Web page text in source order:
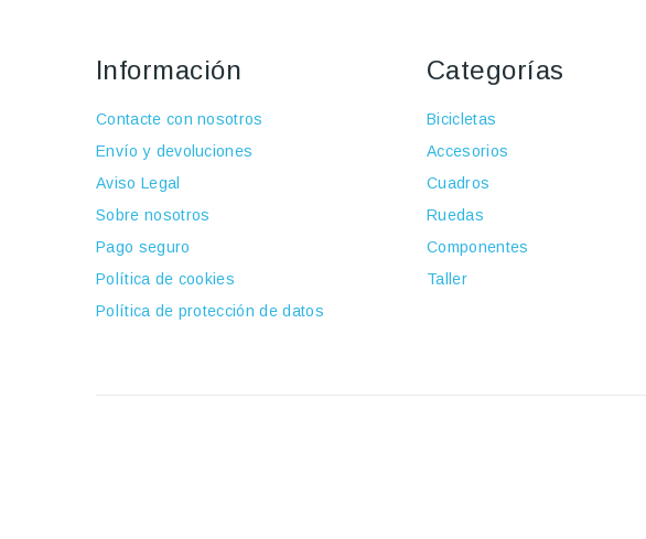
Información
Contacte con nosotros
Envío y devoluciones
Aviso Legal
Sobre nosotros
Pago seguro
Política de cookies
Política de protección de datos
Categorías
Bicicletas
Accesorios
Cuadros
Ruedas
Componentes
Taller